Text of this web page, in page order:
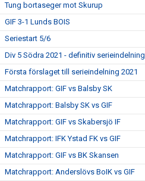
Tung bortaseger mot Skurup
GIF 3-1 Lunds BOIS
Seriestart 5/6
Div 5 Södra 2021 - definitiv serieindelning
Första förslaget till serieindelning 2021
Matchrapport: GIF vs Balsby SK
Matchrapport: Balsby SK vs GIF
Matchrapport: GIF vs Skabersjö IF
Matchrapport: IFK Ystad FK vs GIF
Matchrapport: GIF vs BK Skansen
Matchrapport: Anderslövs BoIK vs GIF